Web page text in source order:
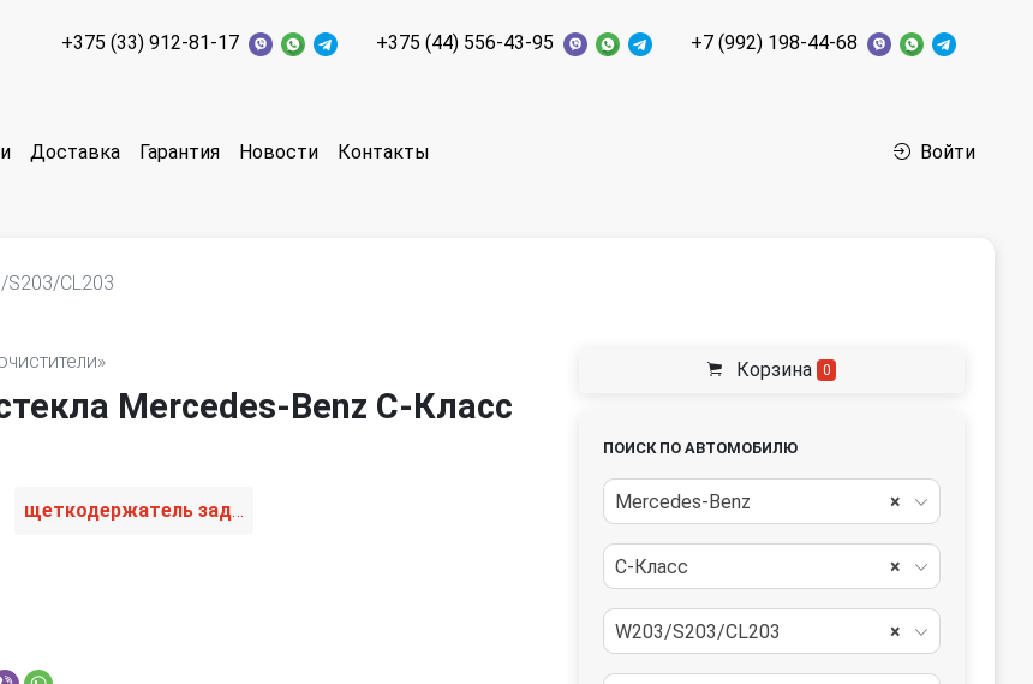
+375 (33) 912-81-17 +375 (44) 556-43-95 +7 (992) 198-44-68
Доставка Гарантия Новости Контакты Войти
S203/CL203
Mercedes-Benz C-Класс
щеткодержатель задний
Корзина 0
ПОИСК ПО АВТОМОБИЛЮ
×
Mercedes-Benz
×
C-Класс
×
W203/S203/CL203